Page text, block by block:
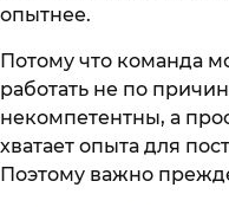
опытнее.
Потому что команда
работать не по
некомпетентны, а
хватает опыта для
Поэтому важно